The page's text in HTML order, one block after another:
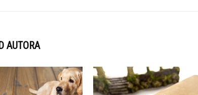
AUTORA